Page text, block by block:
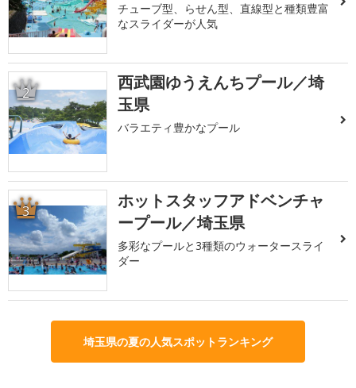
チューブ型、らせん型、直線型と種類豊富
なスライダーが人気
2
西武園ゆうえんちプール／埼
玉県
バラエティ豊かなプール
3
ホットスタッフアドベンチャ
ープール／埼玉県
多彩なプールと3種類のウォータースライ
ダー
埼玉県の夏の人気スポットランキング